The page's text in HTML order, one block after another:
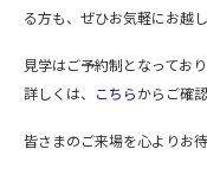
る方も、ぜひお気軽にお越
見学はご予約制となっており
詳しくは、
こちらからご確
皆さまのご来場を心よりお